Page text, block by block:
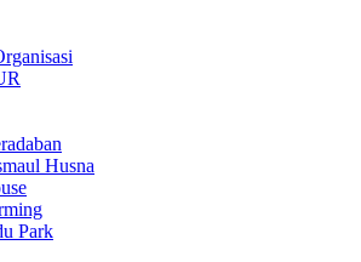
Husna
Park